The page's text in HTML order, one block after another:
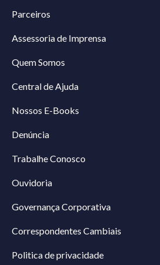
Parceiros
Assessoria de Imprensa
Quem Somos
Central de Ajuda
Nossos E-Books
Denúncia
Trabalhe Conosco
Ouvidoria
Governança Corporativa
Correspondentes Cambiais
Politica de privacidade